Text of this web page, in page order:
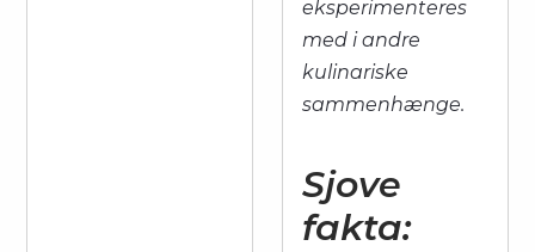
eksperimenteres
med i andre
kulinariske
sammenhænge.
Sjove
fakta: